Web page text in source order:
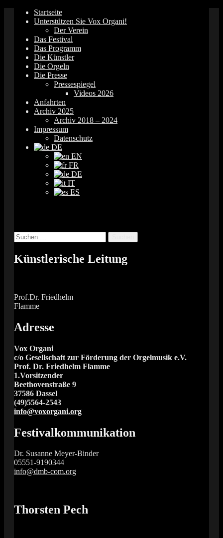
Springe
zum
Startseite
Unterstützen Sie Vox Organi!
Der Verein
Das Festival
Das Programm
Die Künstler
Die Orgeln
Die Presse
Pressespiegel
Videos 2026
Anfahrten
Archiv 2025
Archiv 2018 – 2024
Impressum
Datenschutz
DE
EN
FR
DE
IT
ES
Suchen
nach:
Künstlerische Leitung
Prof.Dr. Friedhelm
Flamme
Adresse
Vox Organi
c/o Gesellschaft zur Förderung der Orgelmusik e.V.
Prof. Dr. Friedhelm Flamme
1.Vorsitzender
Beethovenstraße 9
37586 Dassel
(49)5564-2543
info@voxorgani.org
Festivalkommunikation
Dr. Susanne Meyer-Binder
05551-9190344
info@dmb-com.org
Vox Organi
Thorsten Pech